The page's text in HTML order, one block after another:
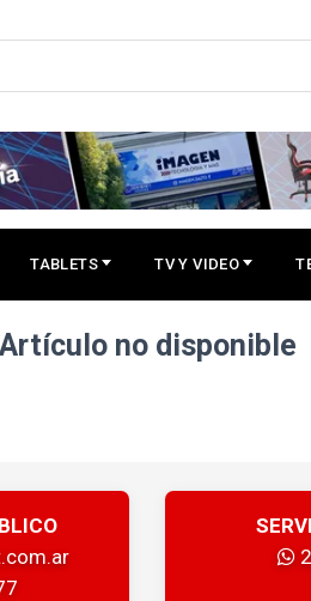
TABLETS TV Y VIDEO
Artículo no disponible